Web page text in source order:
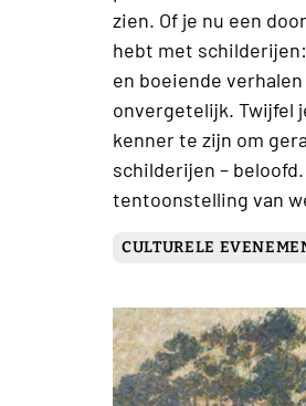
zien. Of je nu een
hebt met
en boeiende
onvergetelijk. Twijfel
kenner te zijn om
schilderijen –
tentoonstelling van
CULTURELE